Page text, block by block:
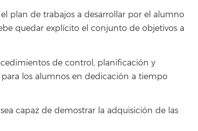
plan de trabajos a desarrollar por el alumno
quedar explícito el conjunto de objetivos a
de control, planificación y
los alumnos en dedicación a tiempo
capaz de demostrar la adquisición de las